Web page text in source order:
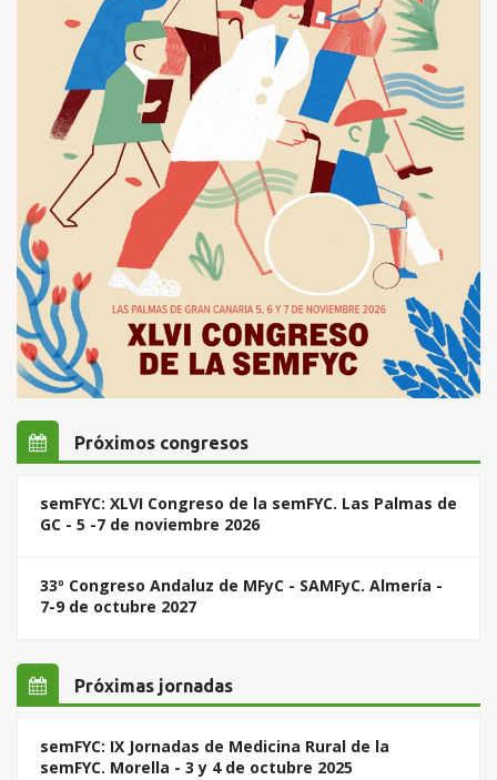
Próximos congresos
semFYC: XLVI Congreso de la semFYC. Las Palmas de
GC - 5 -7 de noviembre 2026
33º Congreso Andaluz de MFyC - SAMFyC. Almería -
7-9 de octubre 2027
Próximas jornadas
semFYC: IX Jornadas de Medicina Rural de la
semFYC. Morella - 3 y 4 de octubre 2025